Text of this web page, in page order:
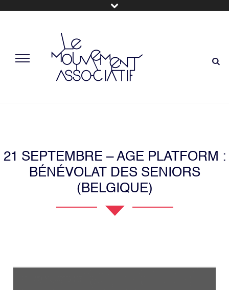
21 SEPTEMBRE – AGE PLATFORM :
BÉNÉVOLAT DES SENIORS
(BELGIQUE)